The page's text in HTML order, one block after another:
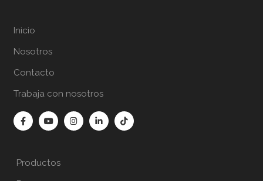
Inicio
Nosotros
Contacto
Trabaja con nosotros
Productos